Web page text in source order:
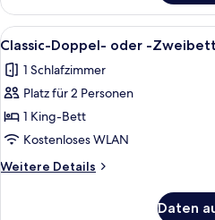
Doppel-
oder
-
Zweibettzimmer
Alle
Fotos
für
Classic-
Doppel-
oder
-
Zweibettzimmer
3
Classic-Doppel- oder -
1 Schlafzimmer
Platz für 2 Personen
1 King-Bett
Kostenloses WLAN
Weitere Details
Weitere
Daten